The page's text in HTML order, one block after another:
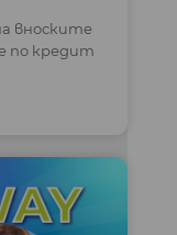
вноските
по кредит